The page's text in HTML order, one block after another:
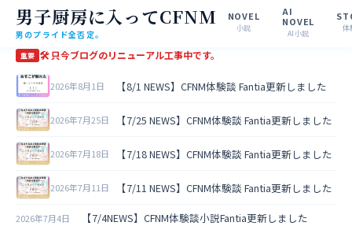
男子厨房に入ってCFNM
男のプライド全否定。
NOVEL
小説
AI
NOVEL
AI小説 体
重要 🛠 只今ブログのリニューアル工事中です。
2026年8月1日 【8/1 NEWS】CFNM体験談 Fantia更新しました
2026年7月25日 【7/25 NEWS】CFNM体験談 Fantia更新しました
2026年7月18日 【7/18 NEWS】CFNM体験談 Fantia更新しました
2026年7月11日 【7/11 NEWS】CFNM体験談 Fantia更新しました
2026年7月4日 【7/4NEWS】CFNM体験談小説Fantia更新しました